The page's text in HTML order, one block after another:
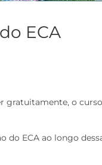
ECA
gratuitamente, o
ECA ao longo